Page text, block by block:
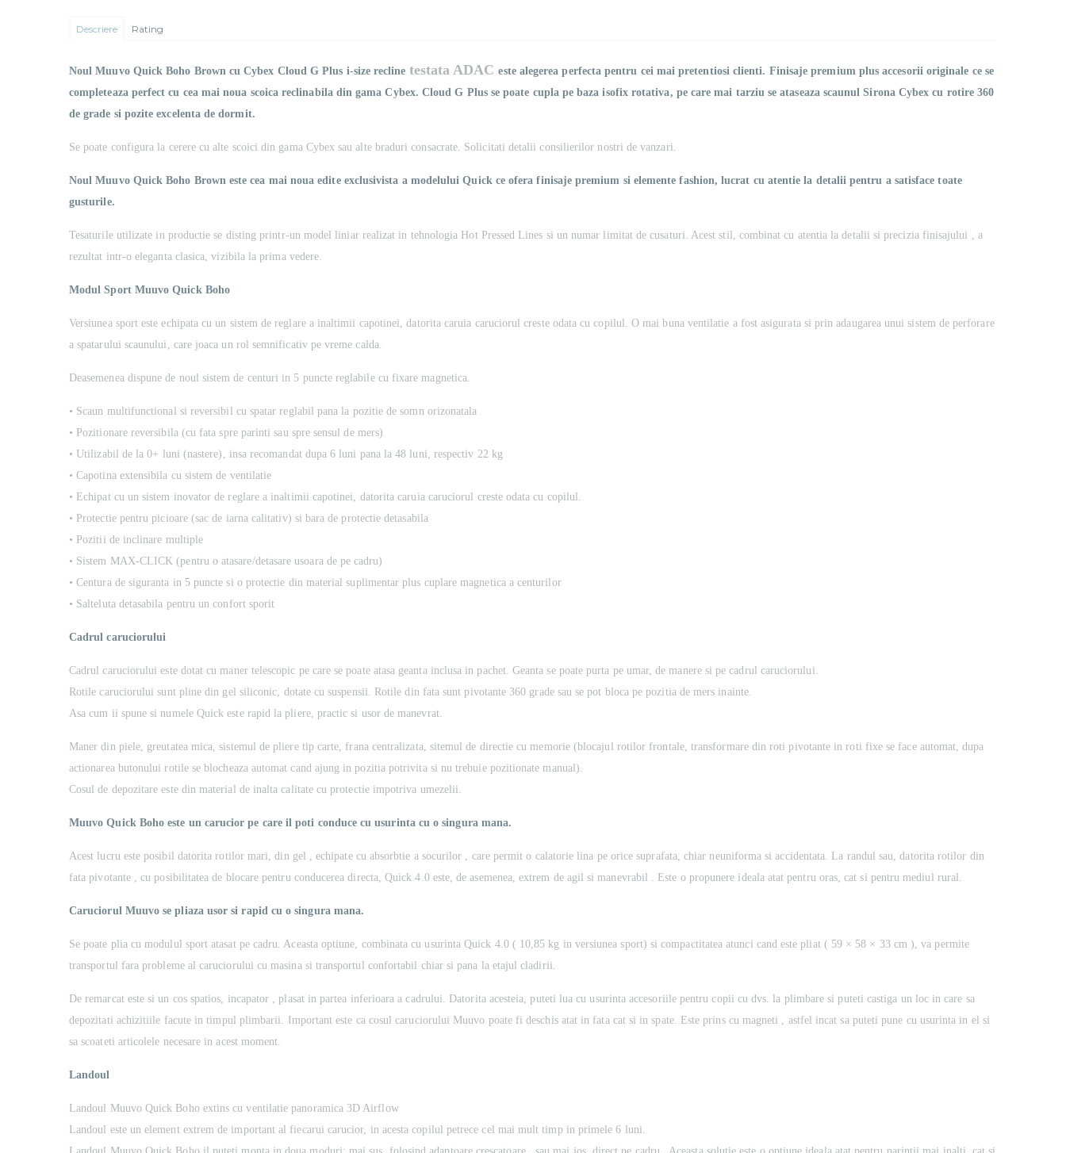
Descriere Rating
Noul Muuvo Quick Boho Brown cu Cybex Cloud G Plus i-size recline testata ADACeste alegerea perfecta pentru cei mai pretentiosi clienti. Finisaje premium plus accesorii originale ce se
completeaza perfect cu cea mai noua scoica reclinabila din gama Cybex. Cloud G Plus se poate cupla pe baza isofix rotativa, pe care mai tarziu se ataseaza scaunul Sirona Cybex cu rotire 360
de grade si pozite excelenta de dormit.
Se poate configura la cerere cu alte scoici din gama Cybex sau alte braduri consacrate. Solicitati detalii consilierilor nostri de vanzari.
Noul Muuvo Quick Boho Brown este cea mai noua edite exclusivista a modelului Quick ce ofera finisaje premium si elemente fashion, lucrat cu atentie la detalii pentru a satisface toate
gusturile.
Tesaturile utilizate in productie se disting printr-un model liniar realizat in tehnologia Hot Pressed Lines si un numar limitat de cusaturi. Acest stil, combinat cu atentia la detalii si precizia finisajului , a
rezultat intr-o eleganta clasica, vizibila la prima vedere.
Modul Sport Muuvo Quick Boho
Versiunea sport este echipata cu un sistem de reglare a inaltimii capotinei, datorita caruia caruciorul creste odata cu copilul. O mai buna ventilatie a fost asigurata si prin adaugarea unui sistem de perforare
a spatarului scaunului, care joaca un rol semnificativ pe vreme calda.
Deasemenea dispune de noul sistem de centuri in 5 puncte reglabile cu fixare magnetica.
• Scaun multifunctional si reversibil cu spatar reglabil pana la pozitie de somn orizonatala
• Pozitionare reversibila (cu fata spre parinti sau spre sensul de mers)
• Utilizabil de la 0+ luni (nastere), insa recomandat dupa 6 luni pana la 48 luni, respectiv 22 kg
• Capotina extensibila cu sistem de ventilatie
• Echipat cu un sistem inovator de reglare a inaltimii capotinei, datorita caruia caruciorul creste odata cu copilul.
• Protectie pentru picioare (sac de iarna calitativ) si bara de protectie detasabila
• Pozitii de inclinare multiple
• Sistem MAX-CLICK (pentru o atasare/detasare usoara de pe cadru)
• Centura de siguranta in 5 puncte si o protectie din material suplimentar plus cuplare magnetica a centurilor
• Salteluta detasabila pentru un confort sporit
Cadrul caruciorului
Cadrul caruciorului este dotat cu maner telescopic pe care se poate atasa geanta inclusa in pachet. Geanta se poate purta pe umar, de manere si pe cadrul caruciorului.
Rotile caruciorului sunt pline din gel siliconic, dotate cu suspensii. Rotile din fata sunt pivotante 360 grade sau se pot bloca pe pozitia de mers inainte.
Asa cum ii spune si numele Quick este rapid la pliere, practic si usor de manevrat.
Maner din piele, greutatea mica, sistemul de pliere tip carte, frana centralizata, sitemul de directie cu memorie (blocajul rotilor frontale, transformare din roti pivotante in roti fixe se face automat, dupa
actionarea butonului rotile se blocheaza automat cand ajung in pozitia potrivita si nu trebuie pozitionate manual).
Cosul de depozitare este din material de inalta calitate cu protectie impotriva umezelii.
Muuvo Quick Boho este un carucior pe care il poti conduce cu usurinta cu o singura mana.
Acest lucru este posibil datorita rotilor mari, din gel , echipate cu absorbtie a socurilor , care permit o calatorie lina pe orice suprafata, chiar neuniforma si accidentata. La randul sau, datorita rotilor din
fata pivotante , cu posibilitatea de blocare pentru conducerea directa, Quick 4.0 este, de asemenea, extrem de agil si manevrabil . Este o propunere ideala atat pentru oras, cat si pentru mediul rural.
Caruciorul Muuvo se pliaza usor si rapid cu o singura mana.
Se poate plia cu modulul sport atasat pe cadru. Aceasta optiune, combinata cu usurinta Quick 4.0 ( 10,85 kg in versiunea sport) si compactitatea atunci cand este pliat ( 59 × 58 × 33 cm ), va permite
transportul fara probleme al caruciorului cu masina si transportul confortabil chiar si pana la etajul cladirii.
De remarcat este si un cos spatios, incapator , plasat in partea inferioara a cadrului. Datorita acesteia, puteti lua cu usurinta accesoriile pentru copii cu dvs. la plimbare si puteti castiga un loc in care sa
depozitati achizitiile facute in timpul plimbarii. Important este ca cosul caruciorului Muuvo poate fi deschis atat in fata cat si in spate. Este prins cu magneti , astfel incat sa puteti pune cu usurinta in el si
sa scoateti articolele necesare in acest moment.
Landoul
Landoul Muuvo Quick Boho extins cu ventilatie panoramica 3D Airflow
Landoul este un element extrem de important al fiecarui carucior, in acesta copilul petrece cel mai mult timp in primele 6 luni.